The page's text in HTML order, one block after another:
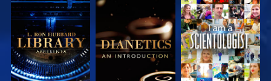
EXPLORAR A
SÉRIE
EXPLORAR A
SÉRIE
VER